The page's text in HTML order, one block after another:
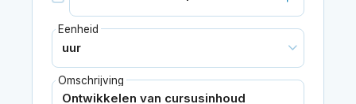
Eenheid
Omschrijving